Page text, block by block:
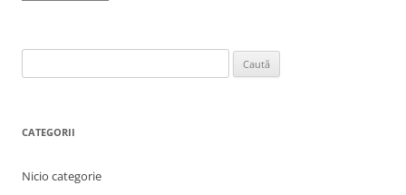
după:
CATEGORII
Nicio categorie